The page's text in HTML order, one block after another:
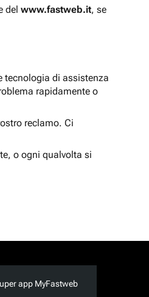
del www.fastweb.it, se
tecnologia di assistenza
rapidamente o
reclamo. Ci
o ogni qualvolta si
app MyFastweb